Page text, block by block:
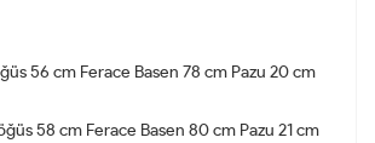
56 cm Ferace Basen 78 cm Pazu 20 cm
58 cm Ferace Basen 80 cm Pazu 21 cm